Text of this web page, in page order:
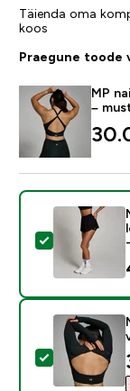
Täienda oma
koos
Praegune toode
MP
–
Vali see
Vali see